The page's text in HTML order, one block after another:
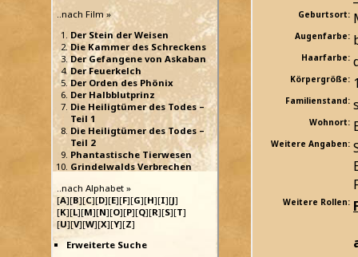
..nach Film »
Der Stein der Weisen
Die Kammer des Schreckens
Der Gefangene von Askaban
Der Feuerkelch
Der Orden des Phönix
Der Halbblutprinz
Die Heiligtümer des Todes –
Teil 1
Die Heiligtümer des Todes –
Teil 2
Phantastische Tierwesen
Grindelwalds Verbrechen
..nach Alphabet »
[A][B][C][D][E][F][G][H][I][J]
[K][L][M][N][O][P][Q][R][S][T]
[U][V][W][X][Y][Z]
Erweiterte Suche
Geburtsort:
Augenfarbe:
Haarfarbe:
Körpergröße:
Familienstand:
Wohnort:
Weitere Angaben:
Weitere Rollen: